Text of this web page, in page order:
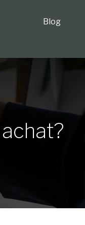
Blog